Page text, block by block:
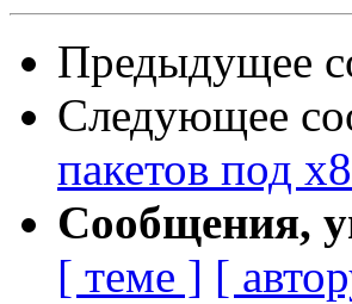
Предыдущее
Следующее
пакетов под
Сообщения,
[ теме ] [